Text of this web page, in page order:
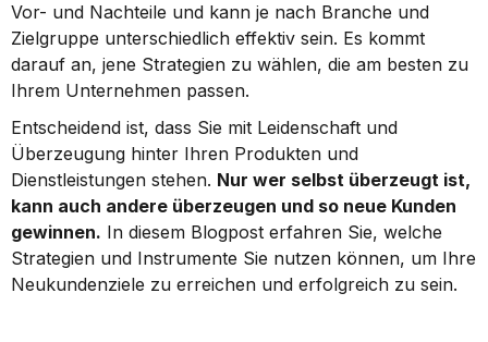
Vor- und Nachteile und kann je nach Branche und
Zielgruppe unterschiedlich effektiv sein. Es kommt
darauf an, jene Strategien zu wählen, die am besten zu
Ihrem Unternehmen passen.
Entscheidend ist, dass Sie mit Leidenschaft und
Überzeugung hinter Ihren Produkten und
Dienstleistungen stehen. Nur wer selbst überzeugt ist,
kann auch andere überzeugen und so neue Kunden
gewinnen. In diesem Blogpost erfahren Sie, welche
Strategien und Instrumente Sie nutzen können, um Ihre
Neukundenziele zu erreichen und erfolgreich zu sein.